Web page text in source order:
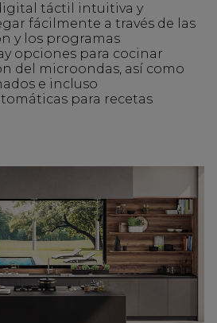
táctil intuitiva y
fácilmente a través de las
y los programas
opciones para cocinar
del microondas, así como
e incluso
para recetas